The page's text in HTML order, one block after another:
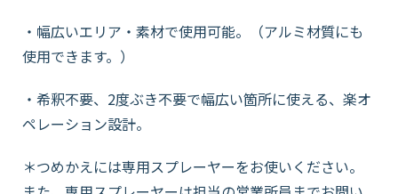
・幅広いエリア・素材で使用可能。（アルミ材質にも
使用できます。）
・希釈不要、 2度ぶき不要で幅広い箇所に使える、楽オ
ペレーション設計。
＊つめかえには専用スプレーヤーをお使いください。